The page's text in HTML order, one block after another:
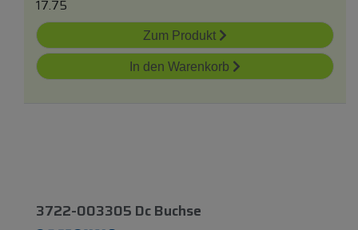
17.75
Zum Produkt
In den Warenkorb
3722-003305 Dc Buchse